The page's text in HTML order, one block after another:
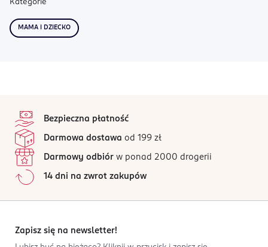
Kategorie
MAMA I DZIECKO
Bezpieczna płatność
Darmowa dostawa od 199 zł
Darmowy odbiór w ponad 2000 drogerii
14 dni na zwrot zakupów
Zapisz się na newsletter!